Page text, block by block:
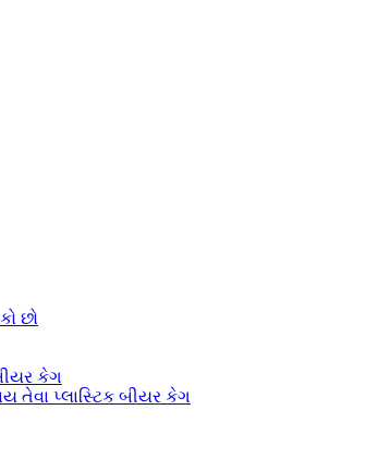
છો
કેગ
તેવા પ્લાસ્ટિક બીયર કેગ